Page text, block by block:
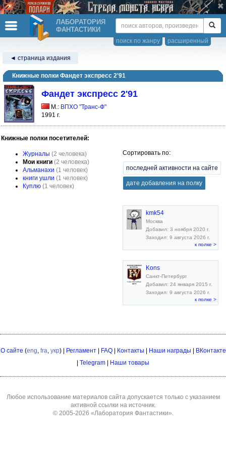
ЛАБОРАТОРИЯ
ФАНТАСТИКИ
расширенный
поиск по жанру
◄ страница издания
Книжные полки Фандет экспресс 2'91
Фандет экспресс 2'91
М.: ВПХО "Транс-Ф"
1991 г.
Книжные полки посетителей:
Журналы (2 человека)
Мои книги (2 человека)
Альманахи (1 человек)
книги ушли (1 человек)
Куплю (1 человек)
Сортировать по:
последней активности на сайте
дате добавления на полку
kmk54
Москва
Добавил: 3 ноября 2020 г.
Заходил: 9 августа 2026 г.
к полке >
Kons
Санкт-Петербург
Добавил: 24 января 2015 г.
Заходил: 9 августа 2026 г.
к полке >
О сайте (eng, fra, укр) | Регламент| FAQ| Контакты Наши награды
ВКонтакте
Telegram Наши товары
Любое использование материалов сайта допускается только с указанием
активной ссылки на источник.
© 2005-2026 «Лаборатория Фантастики».